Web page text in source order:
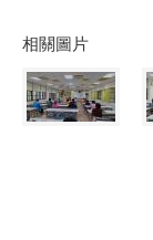
相關圖片